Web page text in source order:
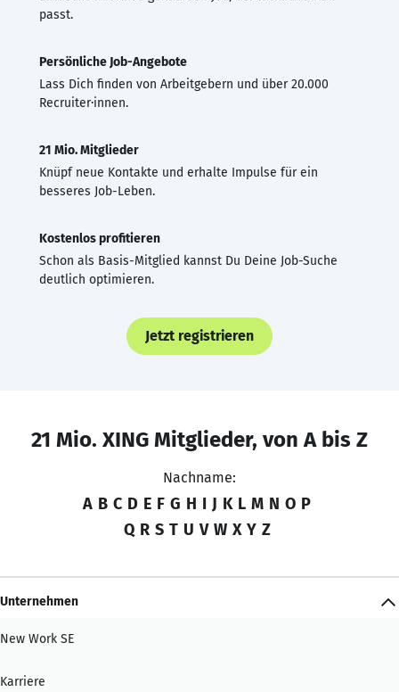
passt.
Persönliche Job-Angebote
Lass Dich finden von Arbeitgebern und über 20.000
Recruiter·innen.
21 Mio. Mitglieder
Knüpf neue Kontakte und erhalte Impulse für ein
besseres Job-Leben.
Kostenlos profitieren
Schon als Basis-Mitglied kannst Du Deine Job-Suche
deutlich optimieren.
Jetzt registrieren
21 Mio. XING Mitglieder, von A bis Z
Nachname:
A B C D E F G H I J K L M N O P
Q R S T U V W X Y Z
Unternehmen
New Work SE
Karriere